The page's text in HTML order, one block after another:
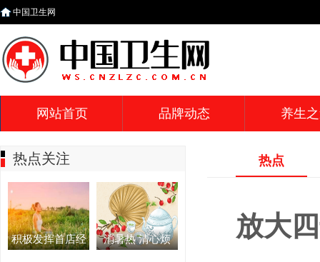
中国卫生网
网站首页 品牌动态 养生
热点关注
积极发挥首店经 消暑热 清心烦
热点
放大